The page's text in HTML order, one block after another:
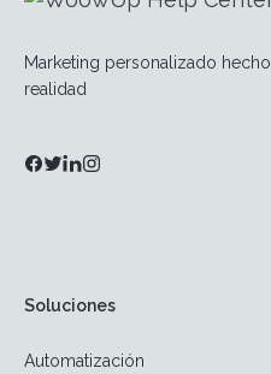
Marketing personalizado hecho
realidad
Soluciones
Automatización